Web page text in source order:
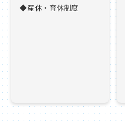
◆産休・育休制度